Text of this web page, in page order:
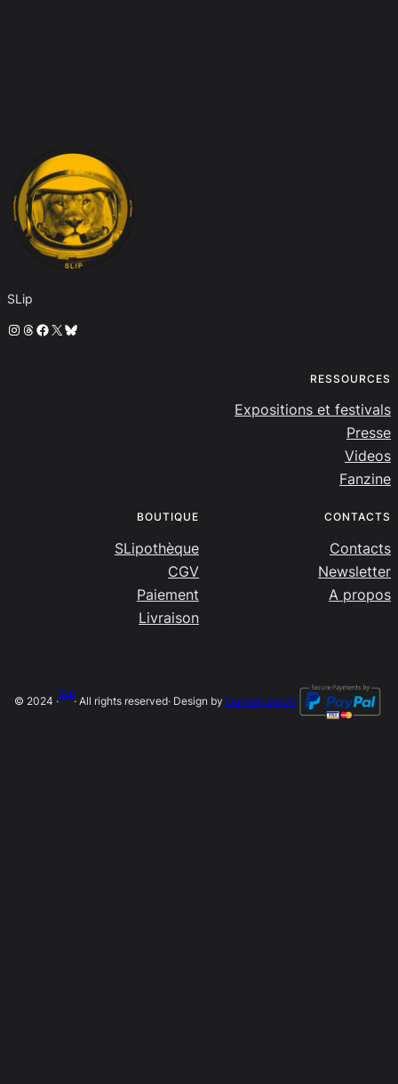
SLip
Instagram
Threads
Facebook
X Bluesky
RESSOURCES
Expositions et festivals
Presse
Videos
Fanzine
BOUTIQUE
SLipothèque
CGV
Paiement
Livraison
CONTACTS
Contacts
Newsletter
A propos
© 2024 ·
SLip
· All rights reserved· Design by Damien Salort